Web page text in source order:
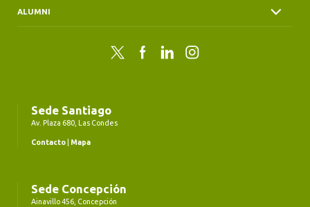
ALUMNI
Twitter FacebookLinkedInInstagram
Sede Santiago
Av. Plaza 680, Las Condes
Contacto Mapa
Sede Concepción
Ainavillo 456, Concepción